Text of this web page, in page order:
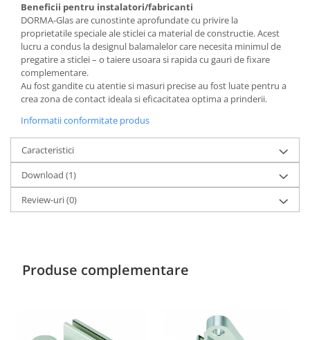
Beneficii pentru instalatori/fabricanti
DORMA-Glas are cunostinte aprofundate cu privire la
proprietatile speciale ale sticlei ca material de constructie. Acest
lucru a condus la designul balamalelor care necesita minimul de
pregatire a sticlei – o taiere usoara si rapida cu gauri de fixare
complementare.
Au fost gandite cu atentie si masuri precise au fost luate pentru a
crea zona de contact ideala si eficacitatea optima a prinderii.
Informatii conformitate produs
Caracteristici
Download (1)
Review-uri(0)
Produse complementare